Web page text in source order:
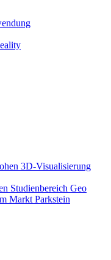
3D-Visualisierung
Studienbereich Geo
Markt Parkstein